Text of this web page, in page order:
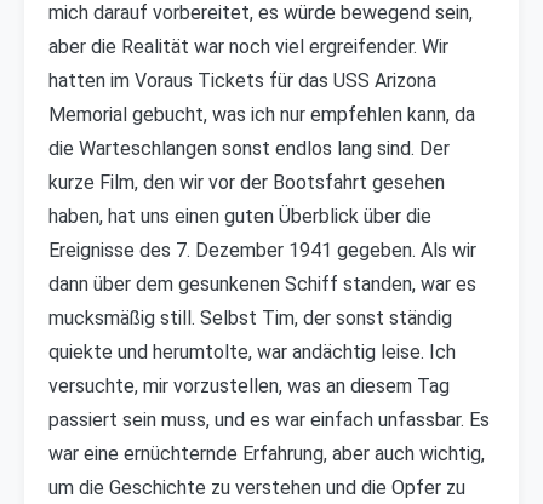
mich darauf vorbereitet, es würde bewegend sein,
aber die Realität war noch viel ergreifender. Wir
hatten im Voraus Tickets für das USS Arizona
Memorial gebucht, was ich nur empfehlen kann, da
die Warteschlangen sonst endlos lang sind. Der
kurze Film, den wir vor der Bootsfahrt gesehen
haben, hat uns einen guten Überblick über die
Ereignisse des 7. Dezember 1941 gegeben. Als wir
dann über dem gesunkenen Schiff standen, war es
mucksmäßig still. Selbst Tim, der sonst ständig
quiekte und herumtolte, war andächtig leise. Ich
versuchte, mir vorzustellen, was an diesem Tag
passiert sein muss, und es war einfach unfassbar. Es
war eine ernüchternde Erfahrung, aber auch wichtig,
um die Geschichte zu verstehen und die Opfer zu